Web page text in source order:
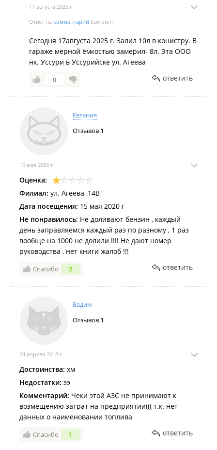
17 августа 2025 г.
Ответ на комментарий Scorpion
Сегодня 17августа 2025 г. Залил 10л в конистру. В
гараже мерной ёмкостью замерил- 8л. Эта ООО
нк. Уссури в Уссурийске ул. Агеева
0 ответить
Евгения
Отзывов 1
15 мая 2020 г.
Оценка:
Филиал: ул. Агеева, 14В
Дата посещения: 15 мая 2020 г
Не понравилось: Не доливают бензин , каждый
день заправляемся каждый раз по разному , 1 раз
вообще на 1000 не долили !!!! Не дают номер
руководства , нет книги жалоб !!!
Спасибо 2 ответить
Вадим
Отзывов 1
24 апреля 2018 г.
Достоинства: хм
Недостатки: ээ
Комментарий: Чеки этой АЗС не принимают к
возмещению затрат на предприятии((( т.к. нет
данных о наименовании топлива
Спасибо 1 ответить